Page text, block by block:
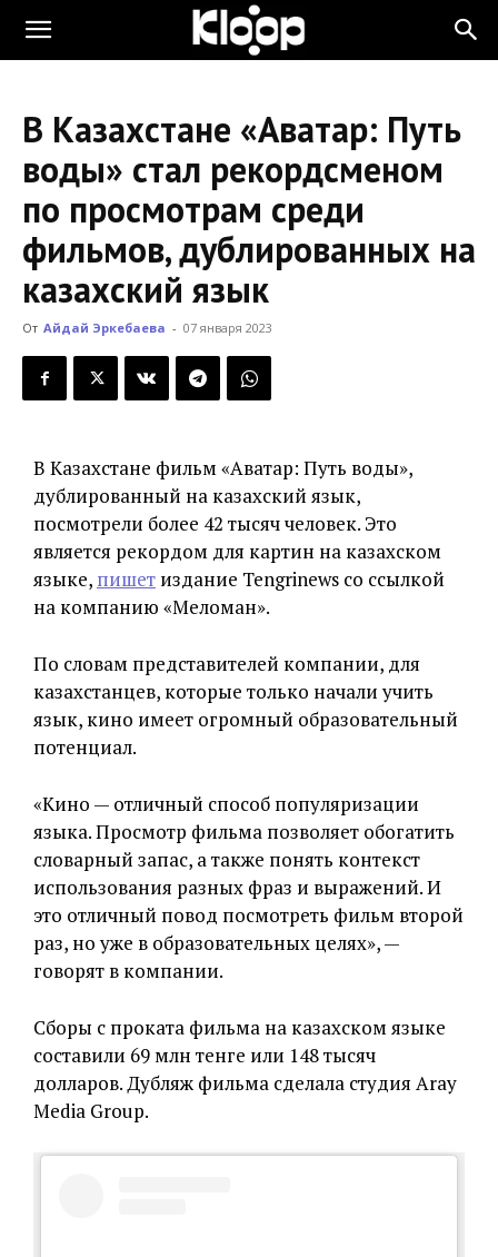
KLOOP.KG
Новости
Кыргызстана
В Казахстане «Аватар: Путь
воды» стал рекордсменом
по просмотрам среди
фильмов, дублированных на
казахский язык
От Айдай Эркебаева - 07 января 2023
В Казахстане фильм «Аватар: Путь воды»,
дублированный на казахский язык,
посмотрели более 42 тысяч человек. Это
является рекордом для картин на казахском
языке, пишет издание Tengrinews со ссылкой
на компанию «Меломан».
По словам представителей компании, для
казахстанцев, которые только начали учить
язык, кино имеет огромный образовательный
потенциал.
«Кино — отличный способ популяризации
языка. Просмотр фильма позволяет обогатить
словарный запас, а также понять контекст
использования разных фраз и выражений. И
это отличный повод посмотреть фильм второй
раз, но уже в образовательных целях», —
говорят в компании.
Сборы с проката фильма на казахском языке
составили 69 млн тенге или 148 тысяч
долларов. Дубляж фильма сделала студия Aray
Media Group.